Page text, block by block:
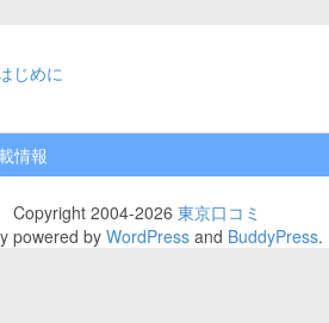
じめに
情報
Copyright 2004-2026 東京口コミ
powered by WordPressand BuddyPress.